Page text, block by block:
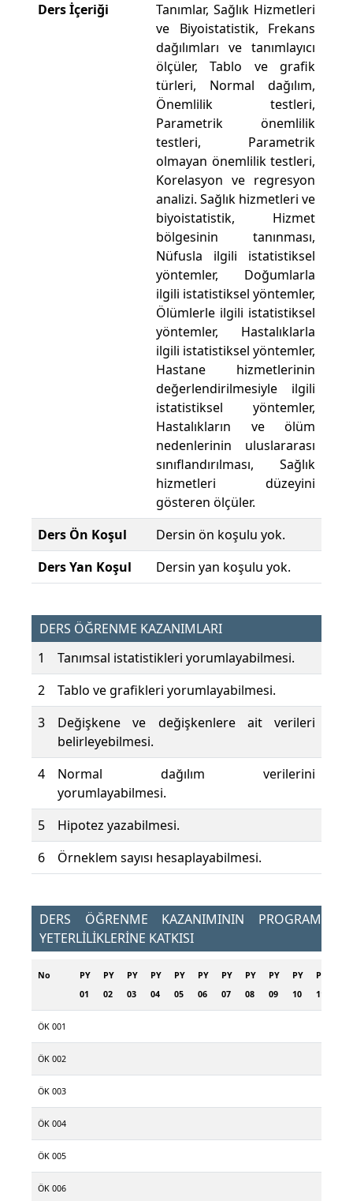
Ders İçeriği
Tanımlar, Sağlık Hizmetleri
ve Biyoistatistik, Frekans
dağılımları ve tanımlayıcı
ölçüler, Tablo ve grafik
türleri, Normal dağılım,
Önemlilik testleri,
Parametrik önemlilik
testleri, Parametrik
olmayan önemlilik testleri,
Korelasyon ve regresyon
analizi. Sağlık hizmetleri ve
biyoistatistik, Hizmet
bölgesinin tanınması,
Nüfusla ilgili istatistiksel
yöntemler, Doğumlarla
ilgili istatistiksel yöntemler,
Ölümlerle ilgili istatistiksel
yöntemler, Hastalıklarla
ilgili istatistiksel yöntemler,
Hastane hizmetlerinin
değerlendirilmesiyle ilgili
istatistiksel yöntemler,
Hastalıkların ve ölüm
nedenlerinin uluslararası
sınıflandırılması, Sağlık
hizmetleri düzeyini
gösteren ölçüler.
Ders Ön Koşul
Dersin ön koşulu yok.
Ders Yan Koşul
Dersin yan koşulu yok.
DERS ÖĞRENME KAZANIMLARI
1
Tanımsal istatistikleri yorumlayabilmesi.
2
Tablo ve grafikleri yorumlayabilmesi.
3
Değişkene ve değişkenlere ait verileri
belirleyebilmesi.
4
Normal dağılım verilerini
yorumlayabilmesi.
5
Hipotez yazabilmesi.
6
Örneklem sayısı hesaplayabilmesi.
DERS ÖĞRENME KAZANIMININ PROGRAM
YETERLİLİKLERİNE KATKISI
No
PY
01
PY
02
PY
03
PY
04
PY
05
PY
06
PY
07
PY
08
PY
09
PY
10
PY
11
ÖK 001
ÖK 002
ÖK 003
ÖK 004
ÖK 005
ÖK 006